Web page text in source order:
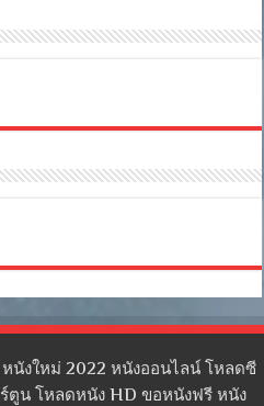
นังใหม่ 2022 หนังออนไลน์ โหลดซี
น โหลดหนัง HD ขอหนังฟรี หนัง